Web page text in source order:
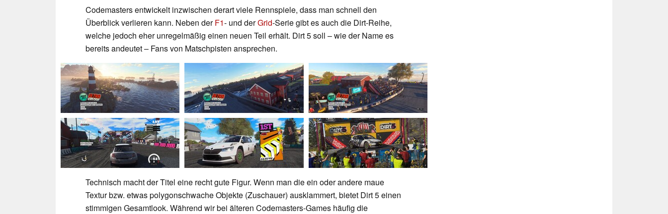
Codemasters entwickelt inzwischen derart viele Rennspiele, dass man schnell den
Überblick verlieren kann. Neben derF1- und derGrid-Serie gibt es auch die Dirt-Reihe,
welche jedoch eher unregelmäßig einen neuen Teil erhält. Dirt 5 soll – wie der Name es
bereits andeutet – Fans von Matschpisten ansprechen.
Technisch macht der Titel eine recht gute Figur. Wenn man die ein oder andere maue
Textur bzw. etwas polygonschwache Objekte (Zuschauer) ausklammert, bietet Dirt 5 einen
stimmigen Gesamtlook. Während wir bei älteren Codemasters-Games häufig die